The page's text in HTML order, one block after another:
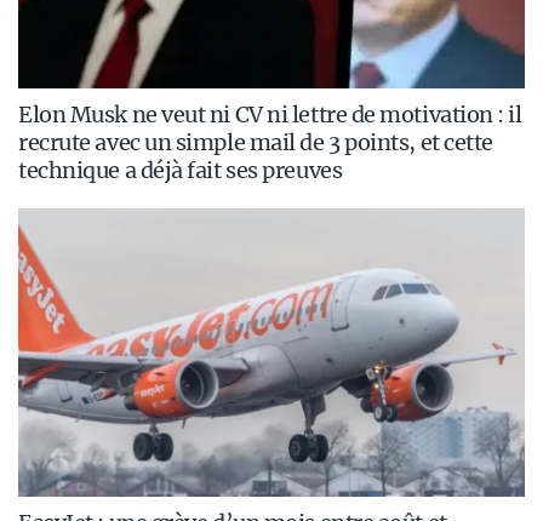
Elon Musk ne veut ni CV ni lettre de motivation : il
recrute avec un simple mail de 3 points, et cette
technique a déjà fait ses preuves